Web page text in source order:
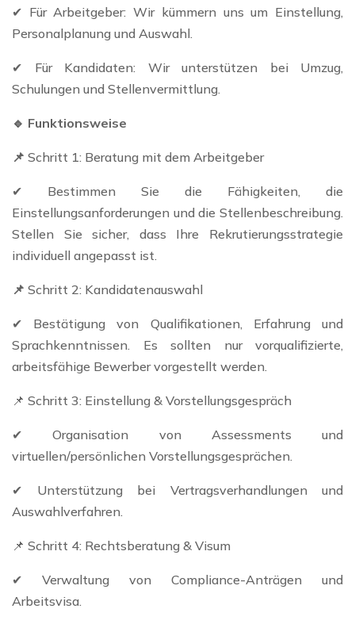
✔ Für Arbeitgeber: Wir kümmern uns um Einstellung,
Personalplanung und Auswahl.
✔ Für Kandidaten: Wir unterstützen bei Umzug,
Schulungen und Stellenvermittlung.
🔹 Funktionsweise
📌 Schritt 1: Beratung mit dem Arbeitgeber
✔ Bestimmen Sie die Fähigkeiten, die
Einstellungsanforderungen und die Stellenbeschreibung.
Stellen Sie sicher, dass Ihre Rekrutierungsstrategie
individuell angepasst ist.
📌 Schritt 2: Kandidatenauswahl
✔ Bestätigung von Qualifikationen, Erfahrung und
Sprachkenntnissen. Es sollten nur vorqualifizierte,
arbeitsfähige Bewerber vorgestellt werden.
📌 Schritt 3: Einstellung & Vorstellungsgespräch
✔ Organisation von Assessments und
virtuellen/persönlichen Vorstellungsgesprächen.
✔ Unterstützung bei Vertragsverhandlungen und
Auswahlverfahren.
📌 Schritt 4: Rechtsberatung & Visum
✔ Verwaltung von Compliance-Anträgen und
Arbeitsvisa.